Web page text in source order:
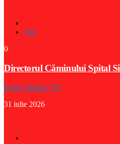
Stiri
0
Directorul Căminului Spital
Radio Medias 725
31 iulie 2026